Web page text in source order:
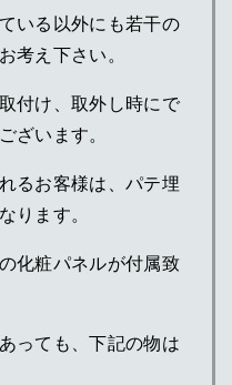
いる以外にも若干の
考え下さい。
付け、取外し時にで
ざいます。
るお客様は、パテ埋
ります。
化粧パネルが付属致
っても、下記の物は